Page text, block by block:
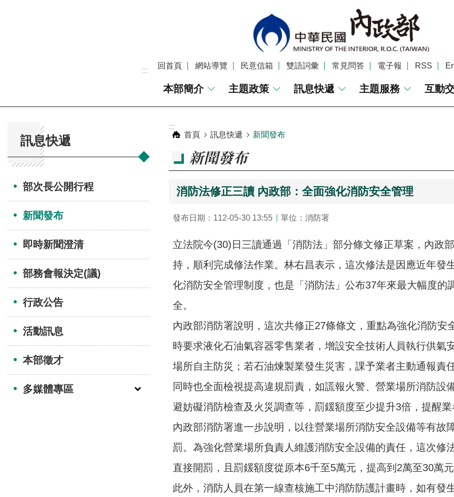
:::
回首頁 網站導覽 民意信箱 雙語詞彙 常見問答 電子報 RSS
本部簡介 主題政策 訊息快遞 主題服務 互動
訊息快遞
部次長公開行程
新聞發布
即時新聞澄清
部務會報決定(議)
行政公告
活動訊息
本部徵才
多媒體專區
:::
首頁
訊息快遞 新聞發布
新聞發布
消防法修正三讀 內政部：全面強化消防安全管理
發布日期：112-05-30 13:55 單位：消防署
立法院今(30)日三讀通過「消防法」部分條文修正草案，內政
持，順利完成修法作業。林右昌表示，這次修法是因應近年發
化消防安全管理制度，也是「消防法」公布37年來最大幅度
全。
內政部消防署說明，這次共修正27條條文，重點為強化消防安
時要求液化石油氣容器零售業者，增設安全技術人員執行供氣
場所自主防災；若石油煉製業發生災害，課予業者主動通報責任
同時也全面檢視提高違規罰責，如謊報火警、營業場所消防設
避妨礙消防檢查及火災調查等，罰鍰額度至少提升3倍，提醒業
內政部消防署進一步說明，以往營業場所消防安全設備等有故
罰。為強化營業場所負責人維護消防安全設備的責任，這次修
直接開罰，且罰鍰額度從原本6千至5萬元，提高到2萬至30萬元
此外，消防人員在第一線查核施工中消防防護計畫時，如有發